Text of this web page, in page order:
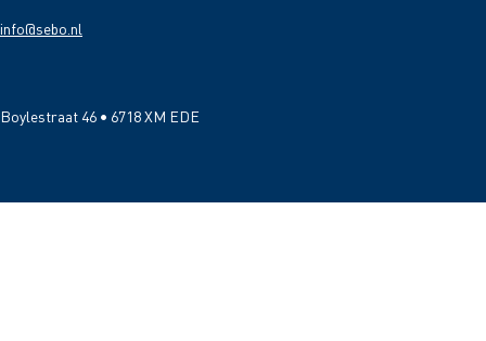
info@sebo.nl
Boylestraat 46 • 6718 XM EDE